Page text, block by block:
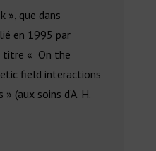
», que dans
en 1995 par
titre « On the
field interactions
(aux soins d’A. H.